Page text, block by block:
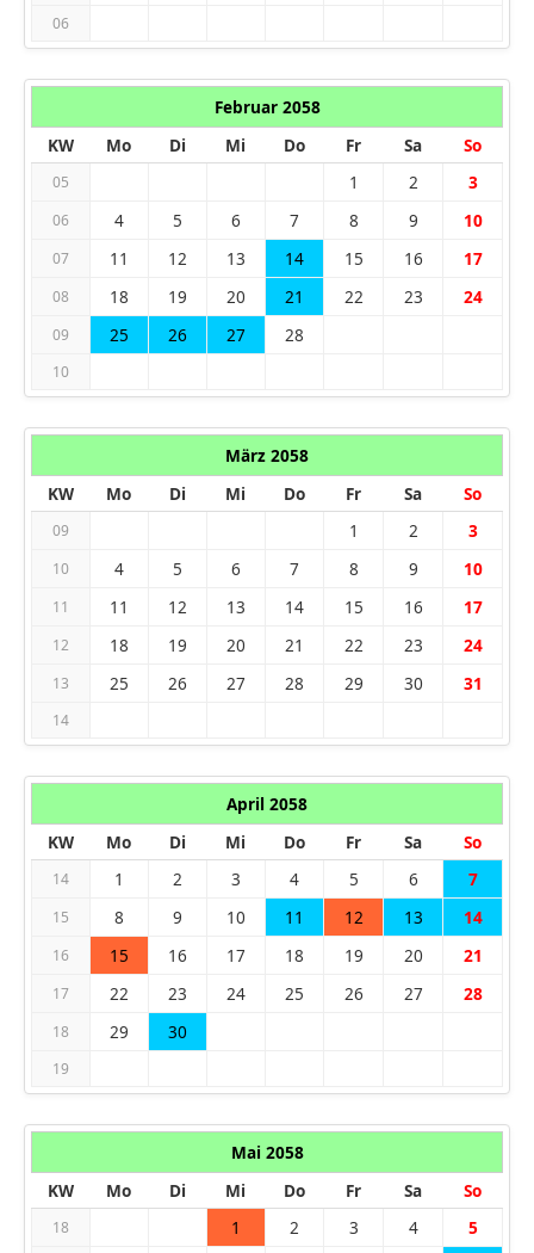
06
Februar 2058
KW
Mo Di Mi Do Fr Sa So
05 1 2 3
06 4 5 6 7 8 9 10
07 11 12 13 14 15 16 17
08 18 19 20 21 22 23 24
09 25 26 27 28
10
März 2058
KW
Mo Di Mi Do Fr Sa So
09 1 2 3
10 4 5 6 7 8 9 10
11 11 12 13 14 15 16 17
12 18 19 20 21 22 23 24
13 25 26 27 28 29 30 31
14
April 2058
KW
Mo Di Mi Do Fr Sa So
14 1 2 3 4 5 6 7
15 8 9 10 11 12 13 14
16 15 16 17 18 19 20 21
17 22 23 24 25 26 27 28
18 29 30
19
Mai 2058
KW
Mo Di Mi Do Fr Sa So
18 1 2 3 4 5